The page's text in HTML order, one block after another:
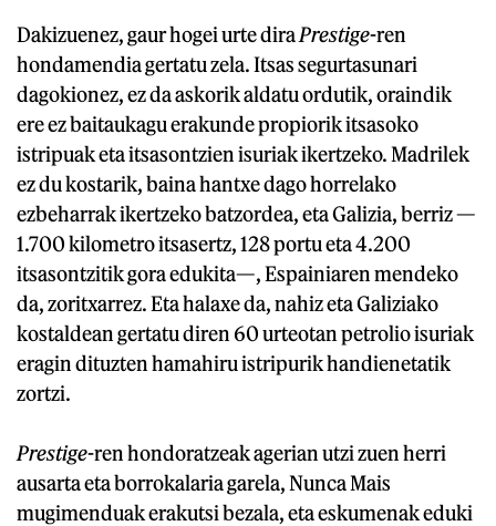
Dakizuenez, gaur hogei urte diraPrestige-ren
hondamendia gertatu zela. Itsas segurtasunari
dagokionez, ez da askorik aldatu ordutik, oraindik
ere ez baitaukagu erakunde propiorik itsasoko
istripuak eta itsasontzien isuriak ikertzeko. Madrilek
ez du kostarik, baina hantxe dago horrelako
ezbeharrak ikertzeko batzordea, eta Galizia, berriz —
1.700 kilometro itsasertz, 128 portu eta 4.200
itsasontzitik gora edukita—, Espainiaren mendeko
da, zoritxarrez. Eta halaxe da, nahiz eta Galiziako
kostaldean gertatu diren 60 urteotan petrolio isuriak
eragin dituzten hamahiru istripurik handienetatik
zortzi.
Prestige-ren hondoratzeak agerian utzi zuen herri
ausarta eta borrokalaria garela, Nunca Mais
mugimenduak erakutsi bezala, eta eskumenak eduki